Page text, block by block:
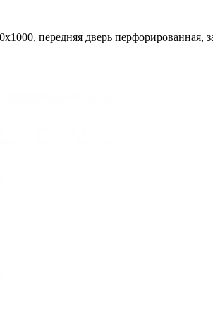
передняя дверь перфорированная,